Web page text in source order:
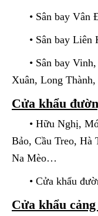
• Sân bay Vân
• Sân bay Liên
• Sân bay Vinh,
Xuân, Long
Cửa khẩu
• Hữu Nghị,
Bảo, Cầu Treo, Hà
Na Mèo…
• Cửa khẩu
Cửa khẩu